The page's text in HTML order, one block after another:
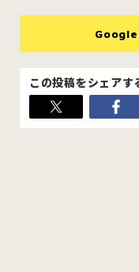
Google
この投稿をシェアす